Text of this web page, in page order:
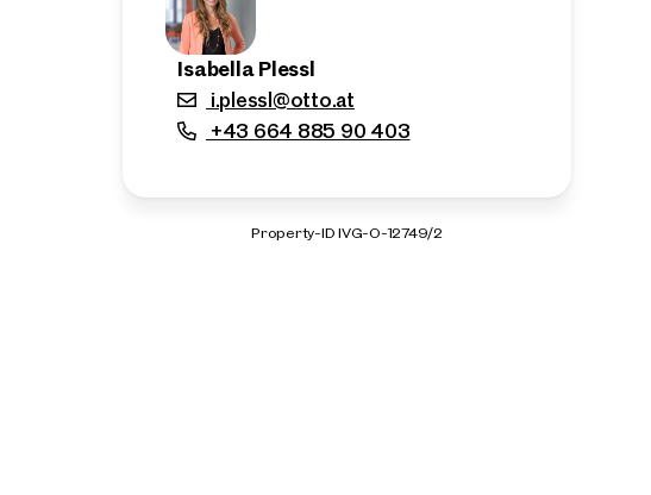
Isabella Plessl
i.plessl@otto.at
+43 664 885 90 403
Property-ID IVG-O-12749/2